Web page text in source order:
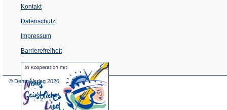
Kontakt
Datenschutz
Impressum
Barrierefreiheit
(Öffnet
in
© Dehm Verlag 2026